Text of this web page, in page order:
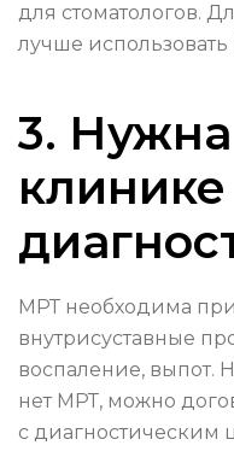
для стоматологов.
лучше использовать
3.
МРТ необходима
внутрисуставные
воспаление, выпот.
нет МРТ, можно
с диагностическим